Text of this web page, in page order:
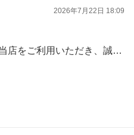
2026年7月22日 18:09
この度は楽天Car車検にて当店をご利用いただき、誠にありがとうございます。
す。「ありがたかった」とのお言葉をいただき、スタッフ一同とても励みになります。